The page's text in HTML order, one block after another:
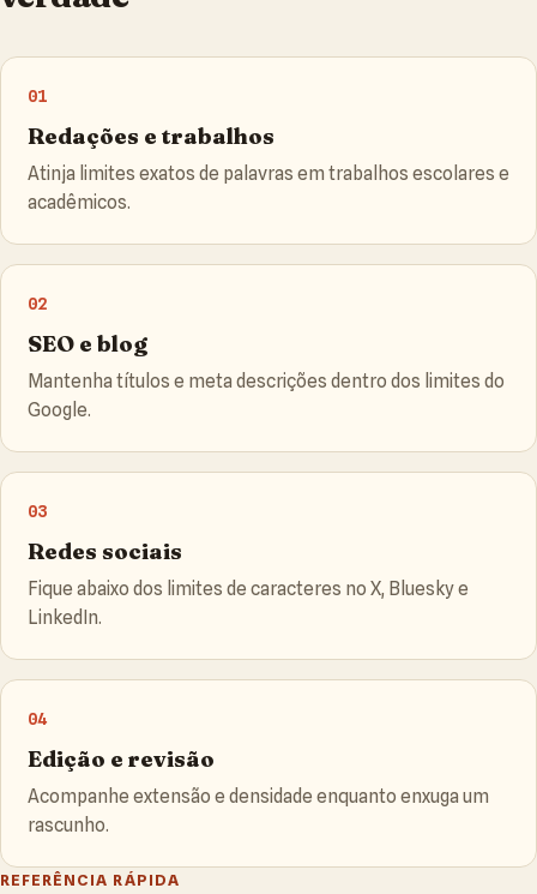
01
Redações e trabalhos
Atinja limites exatos de palavras em trabalhos escolares e
acadêmicos.
02
SEO e blog
Mantenha títulos e meta descrições dentro dos limites do
Google.
03
Redes sociais
Fique abaixo dos limites de caracteres no X, Bluesky e
LinkedIn.
04
Edição e revisão
Acompanhe extensão e densidade enquanto enxuga um
rascunho.
REFERÊNCIA RÁPIDA